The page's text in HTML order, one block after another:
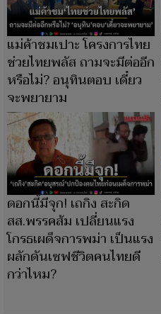
แม่ค้าชมเปาะ โครงการไทย
ช่วยไทยพลัส ถามจะมีต่ออีก
หรือไม่? อนุทินตอบ เดี๋ยว
จะพยายาม
ดอกนี้มีจุก! เถกิง สะกิด
สส.พรรคส้ม เปลี่ยนแรง
โกรธเผด็จการพม่า เป็นแรง
ผลักดันเซฟชีวิตคนไทยดี
กว่าไหม?